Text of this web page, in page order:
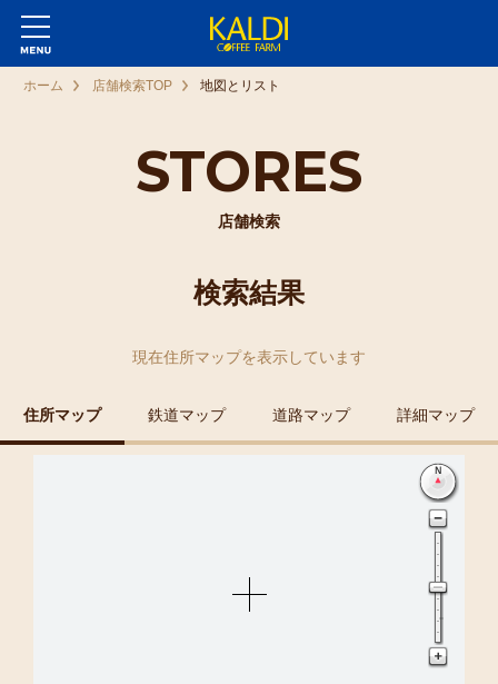
STORES
店舗検索
ホーム 店舗検索TOP 地図とリスト
検索結果
現在住所マップを表示しています
住所マップ 鉄道マップ 道路マップ 詳細マップ